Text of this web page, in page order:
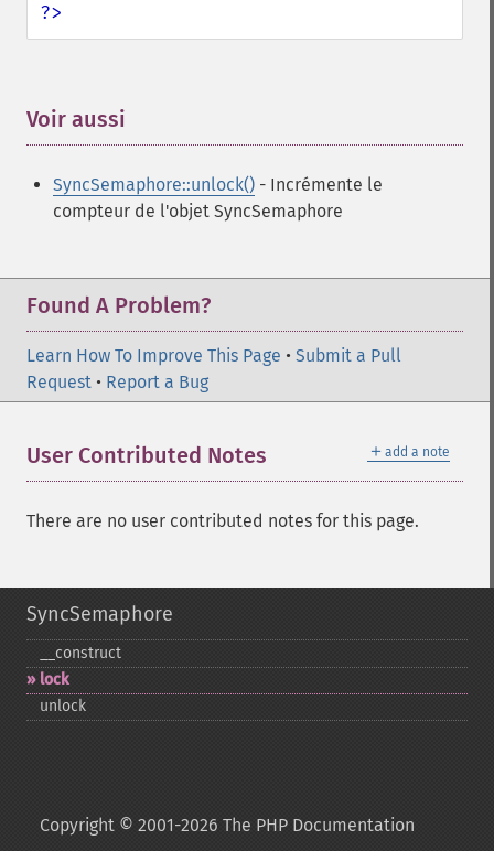
?>
Voir aussi
SyncSemaphore::unlock() - Incrémente le
compteur de l'objet SyncSemaphore
Found A Problem?
Learn How To Improve This Page • Submit a Pull
Request • Report a Bug
＋ add a note
User Contributed Notes
There are no user contributed notes for this page.
SyncSemaphore
_​_​construct
lock
unlock
Copyright © 2001-2026 The PHP Documentation